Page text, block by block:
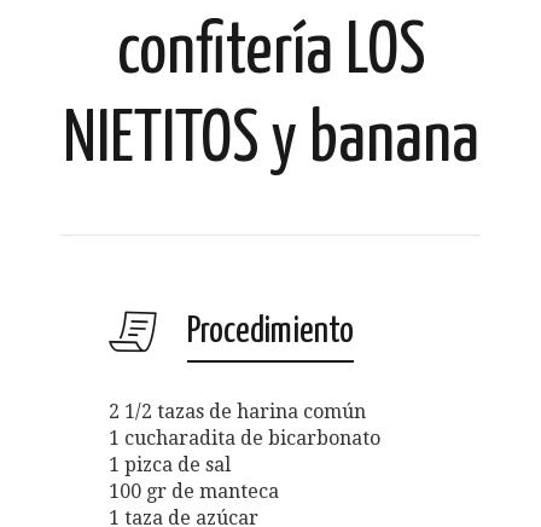
confitería LOS
NIETITOS y banana
Procedimiento
2 1/2 tazas de harina común
1 cucharadita de bicarbonato
1 pizca de sal
100 gr de manteca
1 taza de azúcar